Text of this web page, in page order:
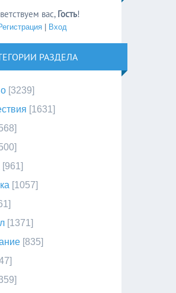
вас, Гость!
| Вход
РАЗДЕЛА
[3239]
[1631]
[961]
[1057]
[1371]
[835]